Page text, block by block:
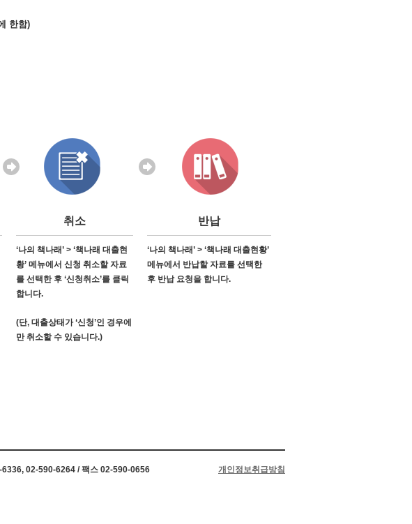
한함)
취소
‘나의 책나래’ > ‘책나래 대출현
황’ 메뉴에서 신청 취소할 자료
를 선택한 후 ‘신청취소’를 클릭
합니다.
(단, 대출상태가 ‘신청’인 경우에
만 취소할 수 있습니다.)
반납
‘나의 책나래’ > ‘책나래 대출현황’
메뉴에서 반납할 자료를 선택한
후 반납 요청을 합니다.
개인정보취급방침
02-590-6264 / 팩스 02-590-0656